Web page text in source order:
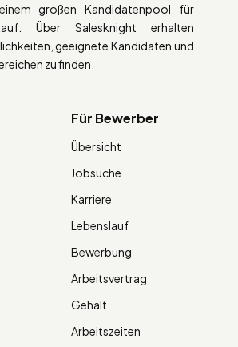
großen Kandidatenpool für
Über Salesknight erhalten
geeignete Kandidaten und
zu finden.
Für Bewerber
Übersicht
Jobsuche
Karriere
Lebenslauf
Bewerbung
Arbeitsvertrag
Gehalt
Arbeitszeiten